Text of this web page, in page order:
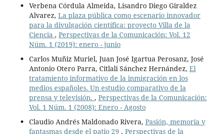
Verbena Córdula Almeida, Lisandro Diego Giraldez
Alvarez, La plaza pública como escenario innovador
para la divulgación científica: proyecto Villa de la
Ciencia , Perspectivas de la Comunicación: Vol. 12
Núm. 1 (2019): enero - junio
Carlos Muñiz Muriel, Juan José Igartua Perosanz, José
Antonio Otero Parra, Citlali Sánchez Hernández, El
tratamiento informativo de la inmigración en los
medios españoles. Un estudio comparativo de la
prensa y televisión. , Perspectivas de la Comunicación:
Vol. 1 Núm. 1 (2008): Enero - Agosto
Claudio Andrés Maldonado Rivera, Pasión, memoria y
fantasmas desde el patio 29 , Perspectivas de la